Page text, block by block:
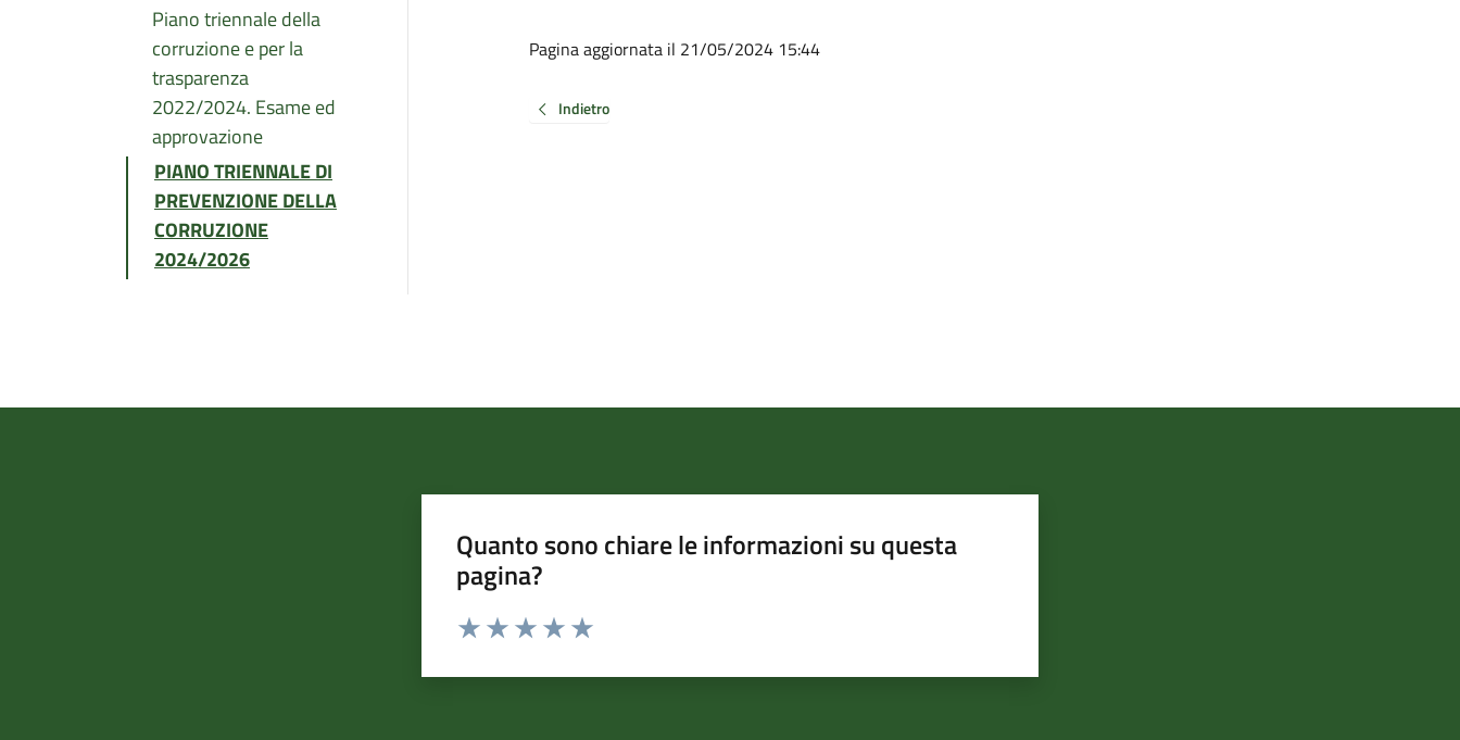
Piano triennale della
corruzione e per la
trasparenza
2022/2024. Esame ed
approvazione
PIANO TRIENNALE DI
PREVENZIONE DELLA
CORRUZIONE
2024/2026
Pagina aggiornata il 21/05/2024 15:44
Indietro
Quanto sono chiare le informazioni su questa
pagina?
Valuta da 1 a 5 stelle la pagina